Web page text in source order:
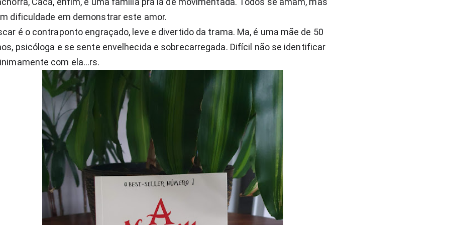
dificuldade em demonstrar este amor.
é o contraponto engraçado, leve e divertido da trama. Ma, é uma mãe de 50
psicóloga e se sente envelhecida e sobrecarregada. Difícil não se identificar
com ela...rs.